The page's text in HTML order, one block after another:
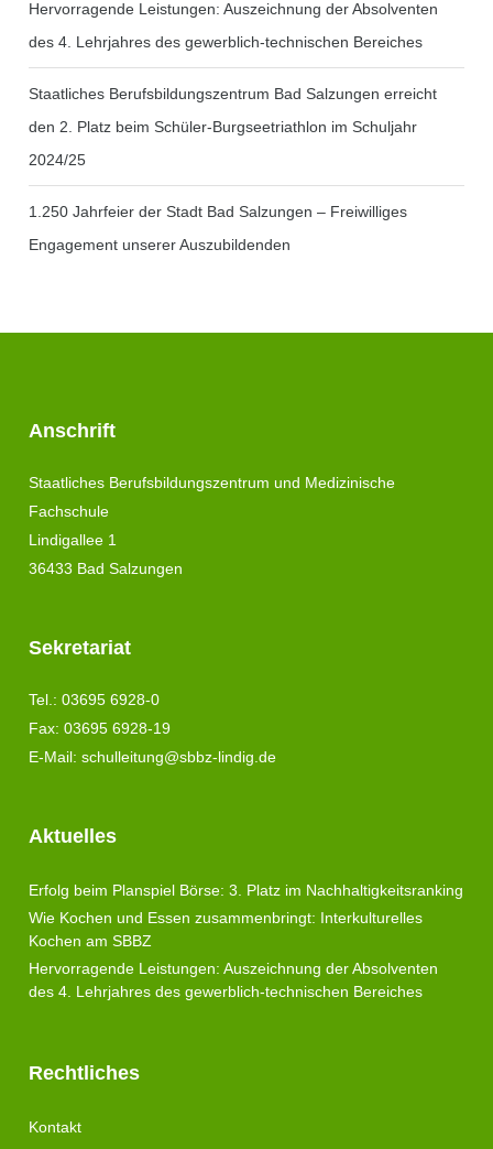
Hervorragende Leistungen: Auszeichnung der Absolventen
des 4. Lehrjahres des gewerblich-technischen Bereiches
Staatliches Berufsbildungszentrum Bad Salzungen erreicht
den 2. Platz beim Schüler-Burgseetriathlon im Schuljahr
2024/25
1.250 Jahrfeier der Stadt Bad Salzungen – Freiwilliges
Engagement unserer Auszubildenden
Anschrift
Staatliches Berufsbildungszentrum und Medizinische
Fachschule
Lindigallee 1
36433 Bad Salzungen
Sekretariat
Tel.: 03695 6928-0
Fax: 03695 6928-19
E-Mail:schulleitung@sbbz-lindig.de
Aktuelles
Erfolg beim Planspiel Börse: 3. Platz im Nachhaltigkeitsranking
Wie Kochen und Essen zusammenbringt: Interkulturelles
Kochen am SBBZ
Hervorragende Leistungen: Auszeichnung der Absolventen
des 4. Lehrjahres des gewerblich-technischen Bereiches
Rechtliches
Kontakt